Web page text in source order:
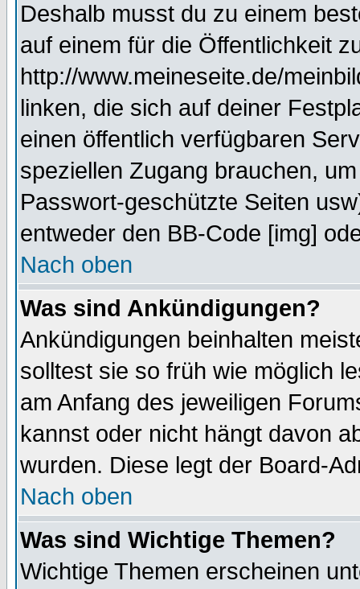
Deshalb musst du zu einem
auf einem für die Öffentlichkeit
http://www.meineseite.de/
linken, die sich auf deiner
einen öffentlich verfügbaren
speziellen Zugang brauchen,
Passwort-geschützte Seiten
entweder den BB-Code [img]
Nach oben
Was sind Ankündigungen?
Ankündigungen beinhalten
solltest sie so früh wie möglich
am Anfang des jeweiligen
kannst oder nicht hängt davon
wurden. Diese legt der Board-
Nach oben
Was sind Wichtige Themen?
Wichtige Themen erscheinen